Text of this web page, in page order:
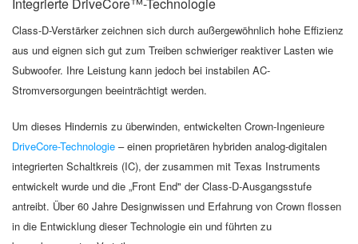
Integrierte DriveCore™-Technologie
Class-D-Verstärker zeichnen sich durch außergewöhnlich hohe Effizienz
aus und eignen sich gut zum Treiben schwieriger reaktiver Lasten wie
Subwoofer. Ihre Leistung kann jedoch bei instabilen AC-
Stromversorgungen beeinträchtigt werden.
Um dieses Hindernis zu überwinden, entwickelten Crown-Ingenieure
DriveCore-Technologie – einen proprietären hybriden analog-digitalen
integrierten Schaltkreis (IC), der zusammen mit Texas Instruments
entwickelt wurde und die „Front End" der Class-D-Ausgangsstufe
antreibt. Über 60 Jahre Designwissen und Erfahrung von Crown flossen
in die Entwicklung dieser Technologie ein und führten zu